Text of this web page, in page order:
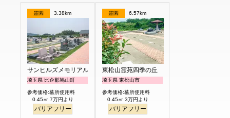
霊園 3.38km
サンヒルズメモリアルガーデン
埼玉県 比企郡鳩山町
参考価格:墓所使用料
0.45㎡ 7万円より
バリアフリー
霊園 6.57km
東松山霊苑四季の丘
埼玉県 東松山市
参考価格:墓所使用料
0.45㎡ 3万円より
バリアフリー